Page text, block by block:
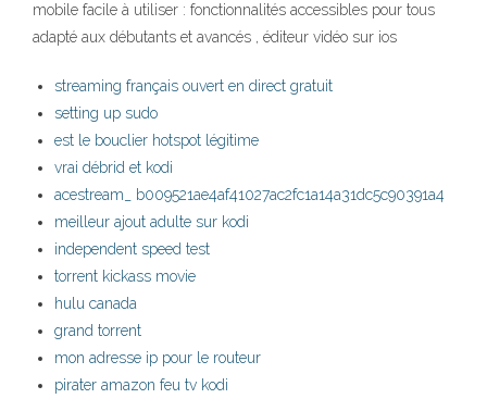
mobile facile à utiliser : fonctionnalités accessibles pour tous
adapté aux débutants et avancés , éditeur vidéo sur ios
streaming français ouvert en direct gratuit
setting up sudo
est le bouclier hotspot légitime
vrai débrid et kodi
acestream_ b009521ae4af41027ac2fc1a14a31dc5c90391a4
meilleur ajout adulte sur kodi
independent speed test
torrent kickass movie
hulu canada
grand torrent
mon adresse ip pour le routeur
pirater amazon feu tv kodi